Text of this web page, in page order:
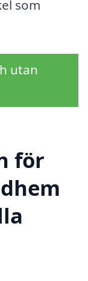
som
utan
för